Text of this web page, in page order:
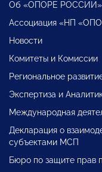
Об «ОПОРЕ РОССИИ»
Ассоциация «НП
Новости
Комитеты и Комиссии
Региональное
Экспертиза и
Международная
Декларация о
субъектами МСП
Бюро по защите прав